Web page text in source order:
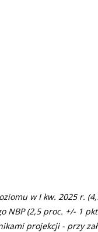
w I kw. 2025 r.
(2,5 proc. +/- 1
projekcji - przy